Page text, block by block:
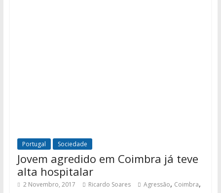
Portugal Sociedade
Jovem agredido em Coimbra já teve
alta hospitalar
2 Novembro, 2017 Ricardo Soares Agressão, Coimbra,